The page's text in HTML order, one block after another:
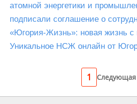
атомной энергетики и
подписали соглашение о
«Югория-Жизнь»: новая жизнь
Уникальное НСЖ онлайн от
1 Следующая